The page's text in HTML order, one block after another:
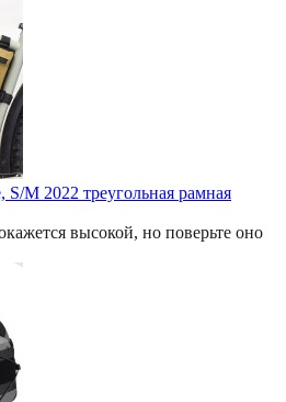
M 2022 треугольная рамная
высокой, но поверьте оно